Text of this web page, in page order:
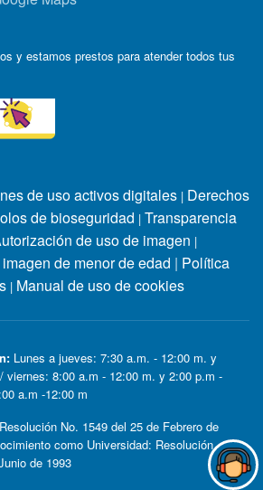
y estamos prestos para atender todos tus
de uso activos digitales | Derechos
de bioseguridad | Transparencia
de uso de imagen |
de menor de edad | Política
| Manual de uso de cookies
Lunes a jueves: 7:30 a.m. - 12:00 m. y
viernes: 8:00 a.m - 12:00 m. y 2:00 p.m -
a.m -12:00 m
No. 1549 del 25 de Febrero de
como Universidad: Resolución
de 1993